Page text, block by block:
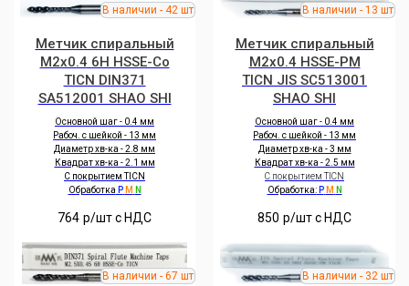
Метчик спиральный
M2x0.4 6H HSSE-Co
TICN DIN371
SA512001 SHAO SHI
Основной шаг - 0.4 мм
Рабоч. с шейкой - 13 мм
Диаметр хв-ка - 2.8 мм
Квадрат хв-ка - 2.1 мм
С покрытием TICN
Обработка P M N
764 р/шт c НДС
Метчик спиральный
M2x0.4 HSSE-PM
TICN JIS SC513001
SHAO SHI
Основной шаг - 0.4 мм
Рабоч. с шейкой - 13 мм
Диаметр хв-ка - 3 мм
Квадрат хв-ка - 2.5 мм
С покрытием TICN
Обработка:P M N
850 р/шт c НДС